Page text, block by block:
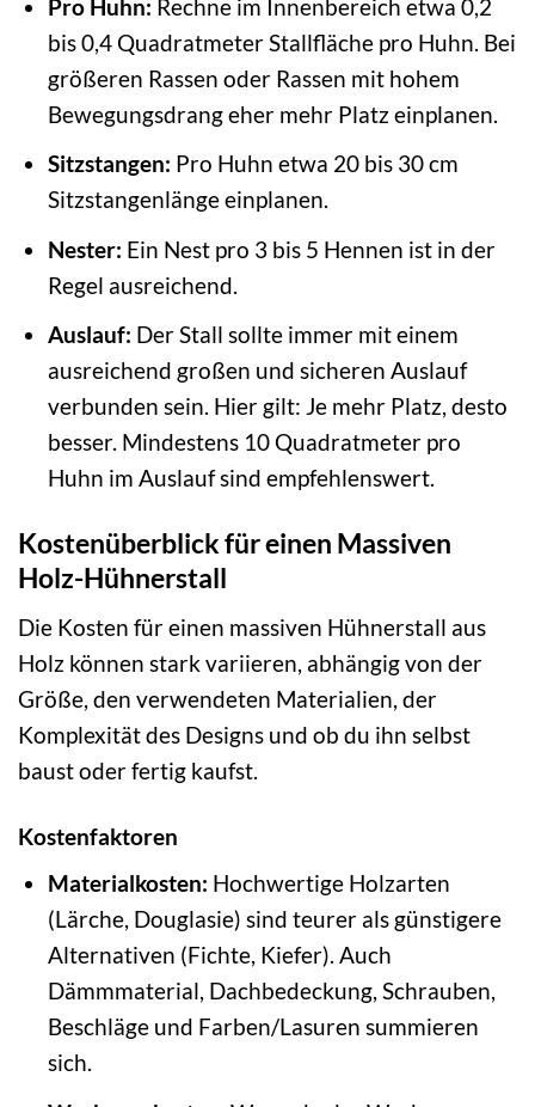
Pro Huhn: Rechne im Innenbereich etwa 0,2
bis 0,4 Quadratmeter Stallfläche pro Huhn. Bei
größeren Rassen oder Rassen mit hohem
Bewegungsdrang eher mehr Platz einplanen.
Sitzstangen: Pro Huhn etwa 20 bis 30 cm
Sitzstangenlänge einplanen.
Nester: Ein Nest pro 3 bis 5 Hennen ist in der
Regel ausreichend.
Auslauf: Der Stall sollte immer mit einem
ausreichend großen und sicheren Auslauf
verbunden sein. Hier gilt: Je mehr Platz, desto
besser. Mindestens 10 Quadratmeter pro
Huhn im Auslauf sind empfehlenswert.
Kostenüberblick für einen Massiven
Holz-Hühnerstall
Die Kosten für einen massiven Hühnerstall aus
Holz können stark variieren, abhängig von der
Größe, den verwendeten Materialien, der
Komplexität des Designs und ob du ihn selbst
baust oder fertig kaufst.
Kostenfaktoren
Materialkosten: Hochwertige Holzarten
(Lärche, Douglasie) sind teurer als günstigere
Alternativen (Fichte, Kiefer). Auch
Dämmmaterial, Dachbedeckung, Schrauben,
Beschläge und Farben/Lasuren summieren
sich.